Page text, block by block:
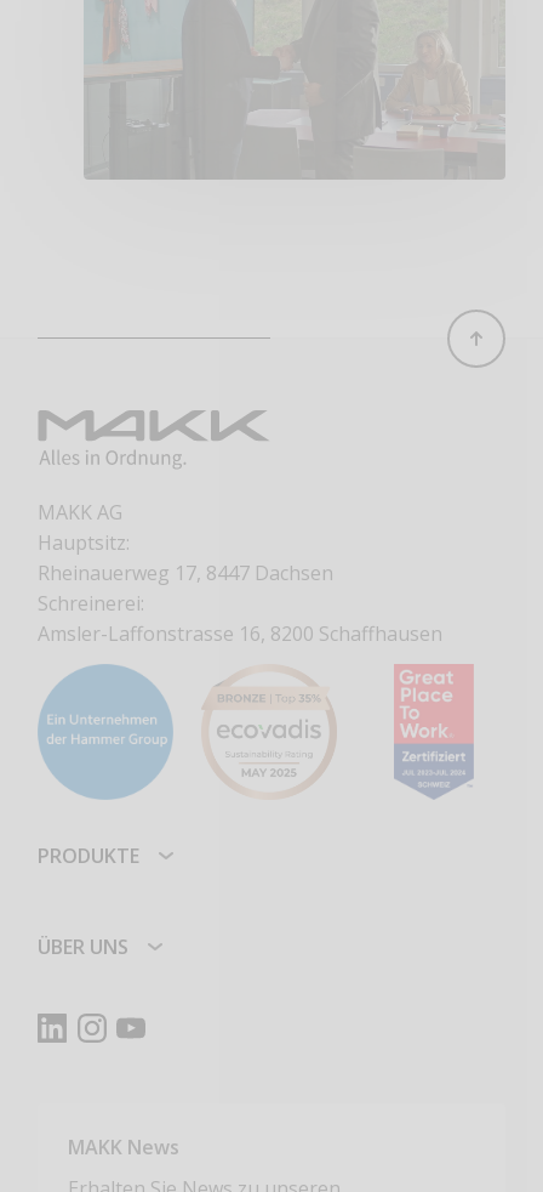
MAKK AG
Hauptsitz:
Rheinauerweg 17, 8447 Dachsen
Schreinerei:
Amsler-Laffonstrasse 16, 8200 Schaffhausen
PRODUKTE
ÜBER UNS
MAKK News